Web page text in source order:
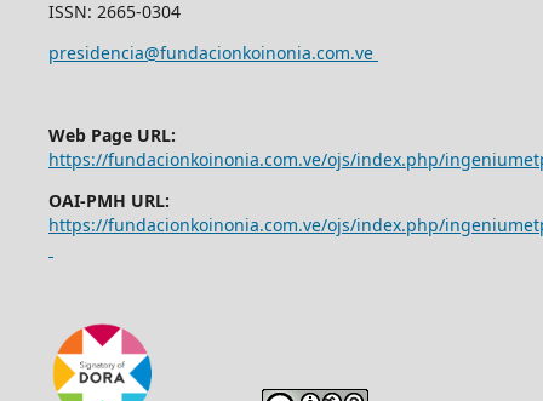
ISSN: 2665-0304
presidencia@fundacionkoinonia.com.ve
Web Page URL:
https://fundacionkoinonia.com.ve/ojs/index.php/
OAI-PMH URL:
https://fundacionkoinonia.com.ve/ojs/index.php/